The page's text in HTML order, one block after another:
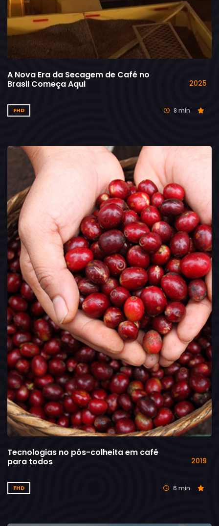
A Nova Era da Secagem de Café no
Brasil Começa Aqui
2025
FHD 8 min
Tecnologias no pós-colheita em café
para todos
2019
FHD 6 min